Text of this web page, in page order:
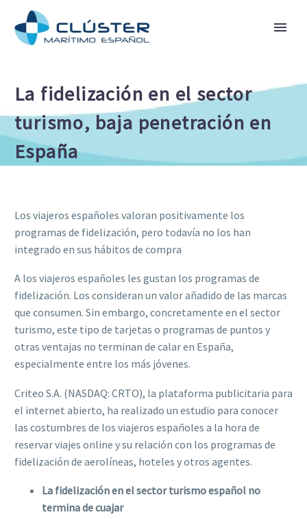
La fidelización en el sector
turismo, baja penetración en
España
Los viajeros españoles valoran positivamente los
programas de fidelización, pero todavía no los han
integrado en sus hábitos de compra
A los viajeros españoles les gustan los programas de
fidelización. Los consideran un valor añadido de las marcas
que consumen. Sin embargo, concretamente en el sector
turismo, este tipo de tarjetas o programas de puntos y
otras ventajas no terminan de calar en España,
especialmente entre los más jóvenes.
Criteo S.A. (NASDAQ: CRTO), la plataforma publicitaria para
el internet abierto, ha realizado un estudio para conocer
las costumbres de los viajeros españoles a la hora de
reservar viajes online y su relación con los programas de
fidelización de aerolíneas, hoteles y otros agentes.
La fidelización en el sector turismo español no
termina de cuajar